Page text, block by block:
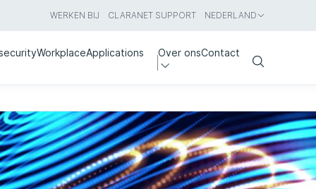
WERKEN BIJ CLARANET SUPPORT NEDERLAND
WorkplaceApplications Over onsContact
Search